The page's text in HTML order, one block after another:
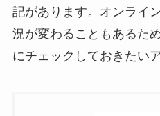
記があります。オンライ
況が変わることもあるた
にチェックしておきたい